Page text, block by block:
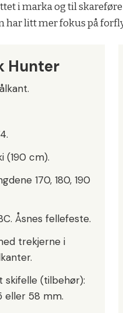
i marka og til
har litt mer fokus på
Hunter
(190 cm).
170, 180, 190
Åsnes fellefeste.
trekjerne i
skifelle (tilbehør):
eller 58 mm.